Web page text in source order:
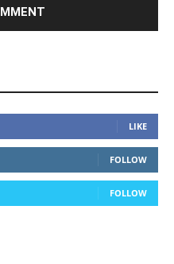
LIKE
FOLLOW
FOLLOW